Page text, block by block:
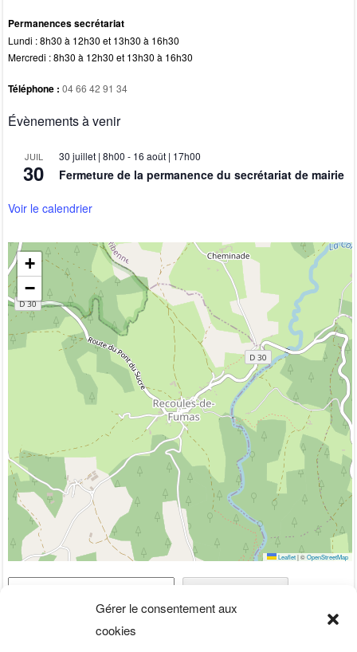
Gérer le consentement aux
cookies
Permanences secrétariat
Lundi : 8h30 à 12h30 et 13h30 à 16h30
Mercredi : 8h30 à 12h30 et 13h30 à 16h30
Téléphone : 04 66 42 91 34
Évènements à venir
JUIL
30
30 juillet | 8h00 - 16 août | 17h00
Fermeture de la permanence du secrétariat de mairie
Voir le calendrier
+
−
Leaflet |©OpenStreetMap
Rechercher
Rechercher